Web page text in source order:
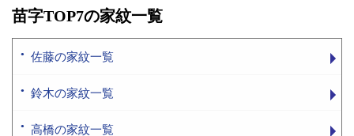
苗字TOP7の家紋一覧
佐藤の家紋一覧
鈴木の家紋一覧
高橋の家紋一覧